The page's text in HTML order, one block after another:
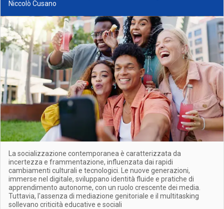
Niccolò Cusano
La socializzazione contemporanea è caratterizzata da
incertezza e frammentazione, influenzata dai rapidi
cambiamenti culturali e tecnologici. Le nuove generazioni,
immerse nel digitale, sviluppano identità fluide e pratiche di
apprendimento autonome, con un ruolo crescente dei media.
Tuttavia, l'assenza di mediazione genitoriale e il multitasking
sollevano criticità educative e sociali